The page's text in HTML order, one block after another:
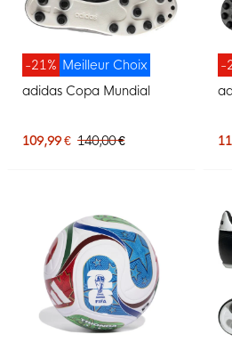
Meilleur Choix
-21%
adidas Copa Mundial
109,99 € 140,00 €
-